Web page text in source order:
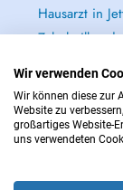
Hausarzt in
Zahnheilkunde
Brüssel
Alle
Wir verwenden
Wir können diese zur
Website zu
großartiges Website-
uns verwendeten